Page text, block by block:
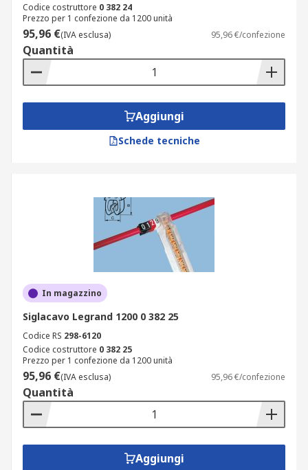
Codice costruttore 0 382 24
Prezzo per 1 confezione da 1200 unità
95,96 €(IVA esclusa) 95,96 €/confezione
Quantità
Aggiungi
Schede tecniche
In magazzino
Siglacavo Legrand 1200 0 382 25
Codice RS 298-6120
Codice costruttore 0 382 25
Prezzo per 1 confezione da 1200 unità
95,96 €(IVA esclusa) 95,96 €/confezione
Quantità
Aggiungi